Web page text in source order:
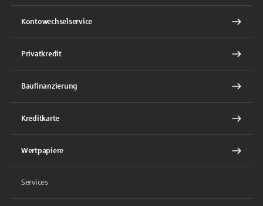
Kontowechselservice
Privatkredit
Baufinanzierung
Kreditkarte
Wertpapiere
Services